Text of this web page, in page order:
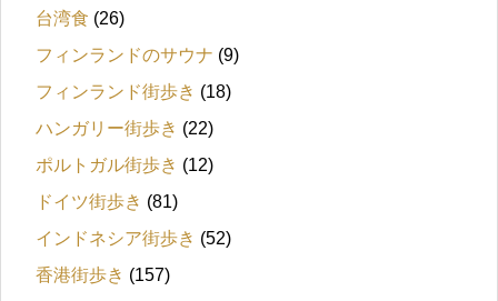
台湾食 (26)
フィンランドのサウナ (9)
フィンランド街歩き (18)
ハンガリー街歩き (22)
ポルトガル街歩き (12)
ドイツ街歩き (81)
インドネシア街歩き (52)
香港街歩き (157)